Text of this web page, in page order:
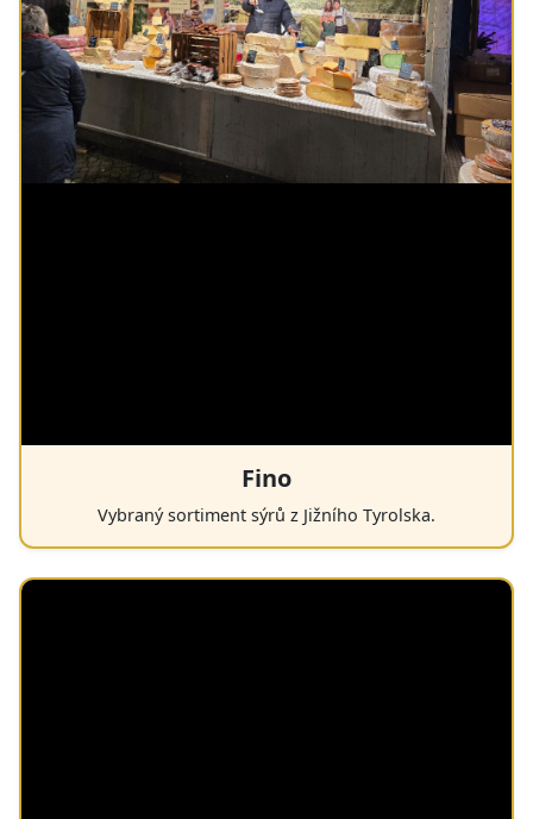
Fino
Vybraný sortiment sýrů z Jižního Tyrolska.